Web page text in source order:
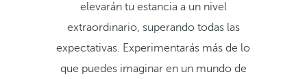
elevarán tu estancia a un nivel
extraordinario, superando todas las
expectativas. Experimentarás más de lo
que puedes imaginar en un mundo de